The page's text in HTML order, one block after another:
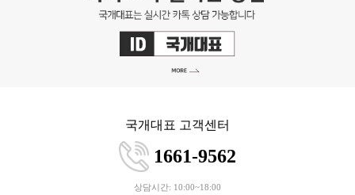
국개대표 고객센터
1661-9562
상담시간: 10:00~18:00